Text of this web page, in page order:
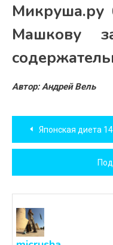
Микруша.ру
Машкову
Автор: Андрей Вель
Навигация
по
записям
Японская диета